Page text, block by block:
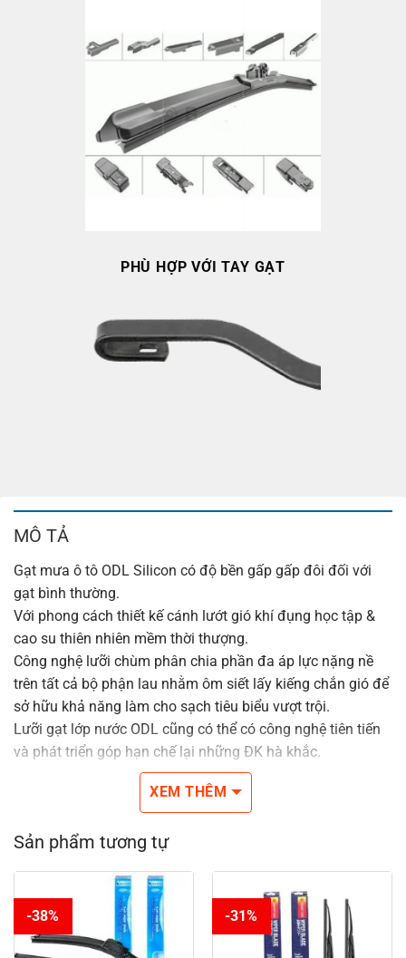
PHÙ HỢP VỚI TAY GẠT
MÔ TẢ
Gạt mưa ô tô ODL Silicon có độ bền gấp gấp đôi đối với
gạt bình thường.
Với phong cách thiết kế cánh lướt gió khí đụng học tập &
cao su thiên nhiên mềm thời thượng.
Công nghệ lưỡi chùm phân chia phần đa áp lực nặng nề
trên tất cả bộ phận lau nhằm ôm siết lấy kiếng chắn gió để
sở hữu khả năng làm cho sạch tiêu biểu vượt trội.
Lưỡi gạt lớp nước ODL cũng có thể có công nghệ tiên tiến
và phát triển góp hạn chế lại những ĐK hà khắc.
Cho tầm nhìn rõ nét, an toàn Lúc lái xe.
Đầu nối da năng nhằm cân xứng có hầu hết những thứ
Kích thước tự 14inches cho tới 26inches.
XEM THÊM
Sản phẩm tương tự
-38% -31%